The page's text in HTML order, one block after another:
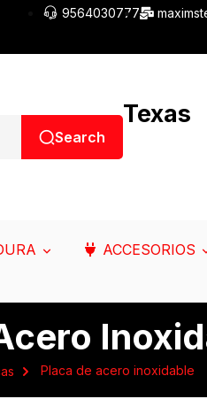
9564030777
Search
Texas
ACCESORIOS
Placa de acero inoxidable